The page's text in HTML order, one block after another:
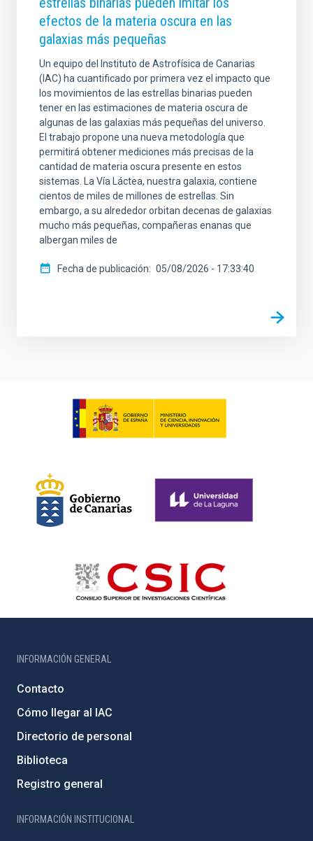
efectos de la materia oscura en las
galaxias más pequeñas
Un equipo del Instituto de Astrofísica de Canarias
(IAC) ha cuantificado por primera vez el impacto que
los movimientos de las estrellas binarias pueden
tener en las estimaciones de materia oscura de
algunas de las galaxias más pequeñas del universo.
El trabajo propone una nueva metodología que
permitirá obtener mediciones más precisas de la
cantidad de materia oscura presente en estos
sistemas. La Vía Láctea, nuestra galaxia, contiene
cientos de miles de millones de estrellas. Sin
embargo, a su alrededor orbitan decenas de galaxias
mucho más pequeñas, compañeras enanas que
albergan miles de
Fecha de publicación 05/08/2026 - 17:33:40
INFORMACIÓN GENERAL
Contacto
Cómo llegar al IAC
Directorio de personal
Biblioteca
Registro general
INFORMACIÓN INSTITUCIONAL